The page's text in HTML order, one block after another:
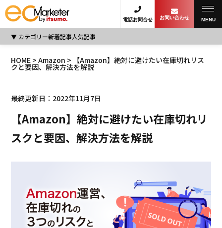
電話お問合せ お問い合わせ MENU
カテゴリー新着記事人気記事
HOME >Amazon > 【Amazon】絶対に避けたい在庫切れリス
クと要因、解決方法を解説
最終更新日：2022年11月7日
【Amazon】絶対に避けたい在庫切れリ
スクと要因、解決方法を解説